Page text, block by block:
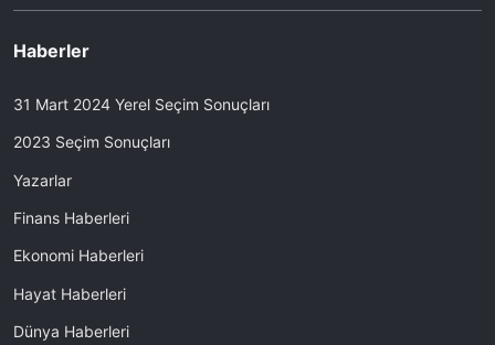
Haberler
31 Mart 2024 Yerel Seçim Sonuçları
2023 Seçim Sonuçları
Yazarlar
Finans Haberleri
Ekonomi Haberleri
Hayat Haberleri
Dünya Haberleri